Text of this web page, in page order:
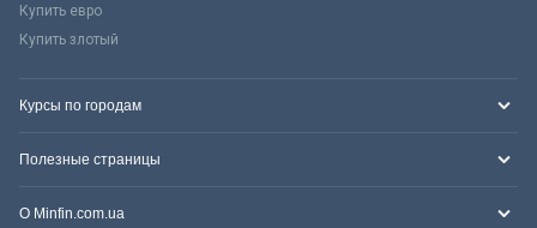
Купить евро
Купить злотый
Курсы по городам
Полезные страницы
О Minfin.com.ua